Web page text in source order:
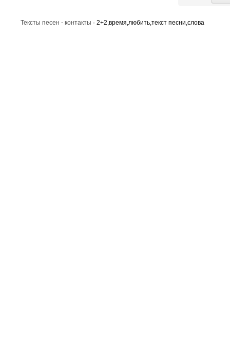
Тексты песен - контакты · 2+2,время,любить,текст песни,слова